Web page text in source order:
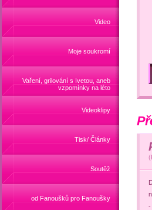
Video
Moje soukromí
Vaření, grilování s Ivetou, aneb
vzpomínky na léto
Videoklipy
Tisk/ Články
Soutěž
od Fanoušků pro Fanoušky
(
-